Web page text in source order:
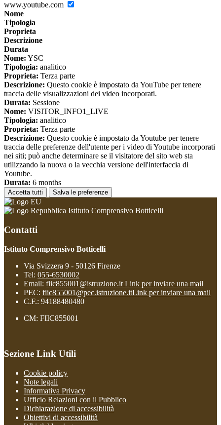
www.youtube.com
Nome
Tipologia
Proprieta
Descrizione
Durata
Nome: YSC
Tipologia: analitico
Proprieta: Terza parte
Descrizione: Questo cookie è impostato da YouTube per tenere
traccia delle visualizzazioni dei video incorporati.
Durata: Sessione
Nome: VISITOR_INFO1_LIVE
Tipologia: analitico
Proprieta: Terza parte
Descrizione: Questo cookie è impostato da Youtube per tenere
traccia delle preferenze dell'utente per i video di Youtube incorporati
nei siti; può anche determinare se il visitatore del sito web sta
utilizzando la nuova o la vecchia versione dell'interfaccia di
Youtube.
Durata: 6 months
Accetta tutti Salva le preferenze
Istituto Comprensivo Botticelli
Contatti
Istituto Comprensivo Botticelli
Via Svizzera 9 - 50126 Firenze
Tel: 055-6530002
Email: fiic855001@istruzione.it Link per inviare una mail
PEC: fiic855001@pec.istruzione.itLink per inviare una mail
C.F.: 94188480480
CM: FIIC855001
Sezione Link Utili
Cookie policy
Note legali
Informativa Privacy
Ufficio Relazioni con il Pubblico
Dichiarazione di accessibilità
Obiettivi di accessibilità